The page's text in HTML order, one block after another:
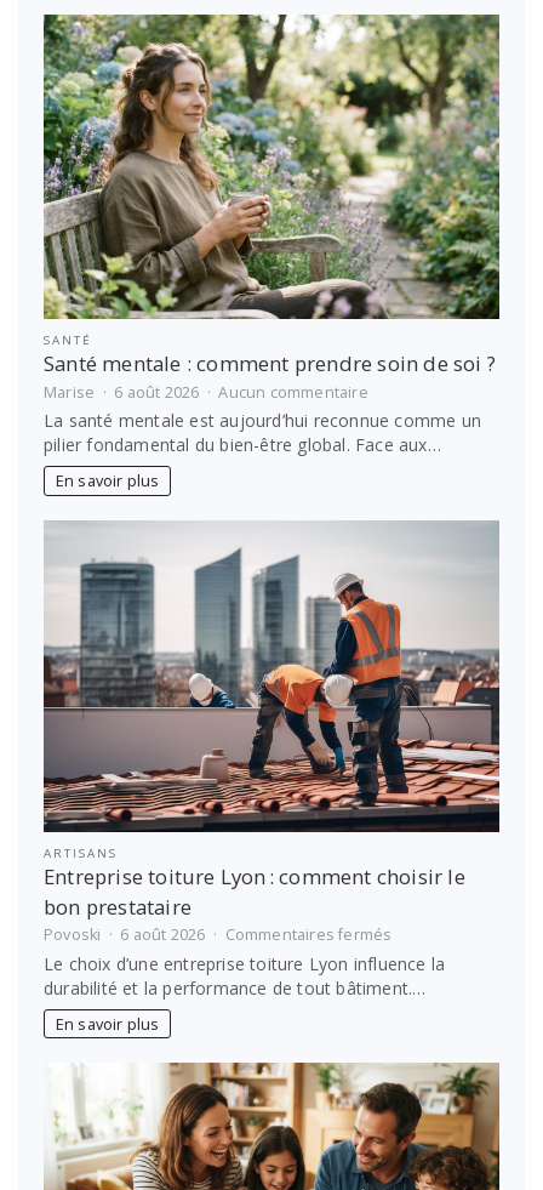
Les
meilleures
idées
de
voyage
SANTÉ
Santé mentale : comment prendre soin de soi ?
Marise 6 août 2026 Aucun commentairesur
mentale
:
La santé mentale est aujourd’hui reconnue comme un
pilier fondamental du bien-être global. Face aux…
En savoir plus
ARTISANS
Entreprise toiture Lyon : comment choisir le
bon prestataire
Povoski 6 août 2026 Commentaires fermés
Entreprise
toiture
Lyon :
le
bon
prestataire
Le choix d’une entreprise toiture Lyon influence la
durabilité et la performance de tout bâtiment.…
En savoir plus